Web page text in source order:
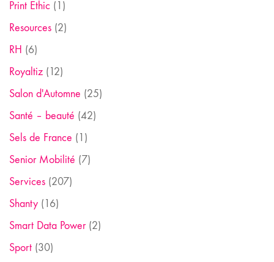
Print Ethic (1)
Resources (2)
RH (6)
Royaltiz (12)
Salon d'Automne (25)
Santé – beauté (42)
Sels de France (1)
Senior Mobilité (7)
Services (207)
Shanty (16)
Smart Data Power(2)
Sport (30)